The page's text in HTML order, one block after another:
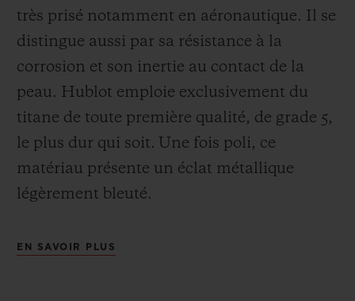
très prisé notamment en aéronautique. Il se
distingue aussi par sa résistance à la
corrosion et son inertie au contact de la
peau. Hublot emploie exclusivement du
titane de toute première qualité, de grade 5,
le plus dur qui soit. Une fois poli, ce
matériau présente un éclat métallique
légèrement bleuté.
EN SAVOIR PLUS